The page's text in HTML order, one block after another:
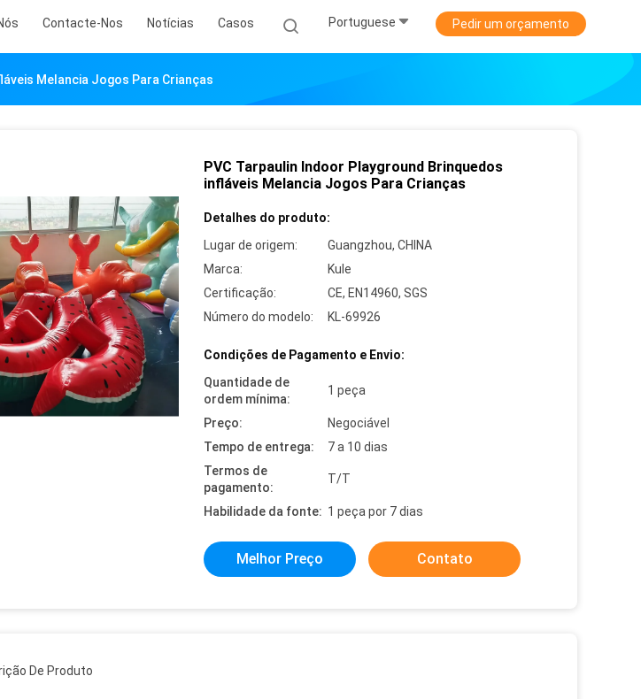
Contacte-Nos Notícias Casos Portuguese Pedir um orçamento
Melancia Jogos Para Crianças
PVC Tarpaulin Indoor Playground Brinquedos
infláveis Melancia Jogos Para Crianças
Detalhes do produto:
Lugar de origem:
Guangzhou, CHINA
Marca:
Kule
Certificação:
CE, EN14960, SGS
Número do modelo:
KL-69926
Condições de Pagamento e Envio:
Quantidade de
ordem mínima:
1 peça
Preço:
Negociável
Tempo de entrega:
7 a 10 dias
Termos de
pagamento:
T/T
Habilidade da fonte: 1 peça por 7 dias
Melhor Preço Contato
De Produto